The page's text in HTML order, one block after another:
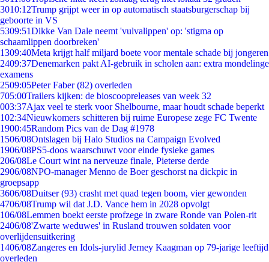
3010:12Trump grijpt weer in op automatisch staatsburgerschap bij
geboorte in VS
5309:51Dikke Van Dale neemt 'vulvalippen' op: 'stigma op
schaamlippen doorbreken'
1309:40Meta krijgt half miljard boete voor mentale schade bij jongeren
2409:37Denemarken pakt AI-gebruik in scholen aan: extra mondelinge
examens
2509:05Peter Faber (82) overleden
705:00Trailers kijken: de bioscoopreleases van week 32
003:37Ajax veel te sterk voor Shelbourne, maar houdt schade beperkt
102:34Nieuwkomers schitteren bij ruime Europese zege FC Twente
1900:45Random Pics van de Dag #1978
1506/08Ontslagen bij Halo Studios na Campaign Evolved
1906/08PS5-doos waarschuwt voor einde fysieke games
206/08Le Court wint na nerveuze finale, Pieterse derde
2906/08NPO-manager Menno de Boer geschorst na dickpic in
groepsapp
3606/08Duitser (93) crasht met quad tegen boom, vier gewonden
4706/08Trump wil dat J.D. Vance hem in 2028 opvolgt
106/08Lemmen boekt eerste profzege in zware Ronde van Polen-rit
2406/08'Zwarte weduwes' in Rusland trouwen soldaten voor
overlijdensuitkering
1406/08Zangeres en Idols-jurylid Jerney Kaagman op 79-jarige leeftijd
overleden